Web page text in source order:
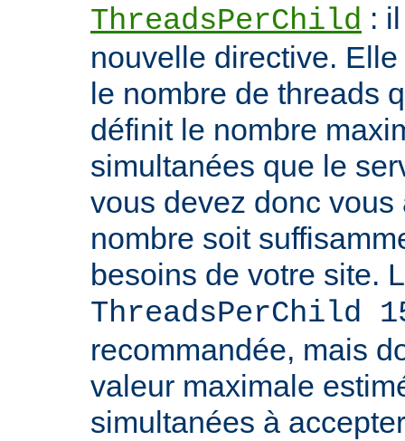
ThreadsPerChild :
nouvelle directive.
le nombre de threads
définit le nombre
simultanées que le
vous devez donc vous
nombre soit
besoins de votre site.
ThreadsPerChild
recommandée, mais
valeur maximale
simultanées à